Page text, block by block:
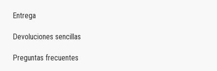
Entrega
Devoluciones sencillas
Preguntas frecuentes